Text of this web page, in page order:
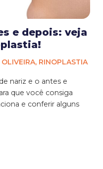
e depois: veja
OLIVEIRA, RINOPLASTIA
nariz e o antes e
que você consiga
e conferir alguns